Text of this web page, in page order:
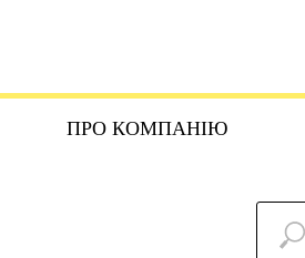
ПРО КОМПАНІЮ